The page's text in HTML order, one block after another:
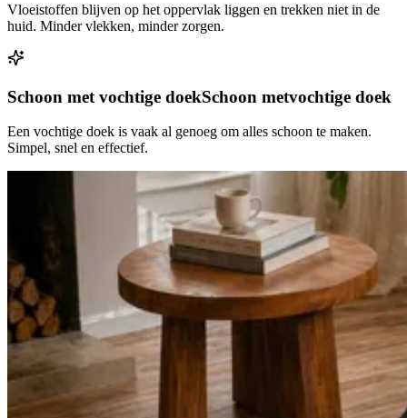
Vloeistoffen blijven op het oppervlak liggen en trekken niet in de
huid. Minder vlekken, minder zorgen.
Schoon met vochtige doekSchoon metvochtige doek
Een vochtige doek is vaak al genoeg om alles schoon te maken.
Simpel, snel en effectief.